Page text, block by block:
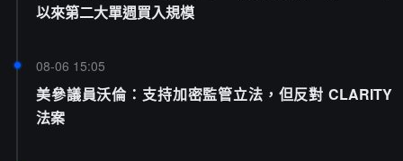
以來第二大單週買入規模
08-06 15:05
美參議員沃倫：支持加密監管立法，但反對 CLARITY
法案